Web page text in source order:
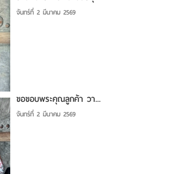
จันทร์ที่ 2 มีนาคม 2569
ขอขอบพระคุณลูกค้า วา...
จันทร์ที่ 2 มีนาคม 2569